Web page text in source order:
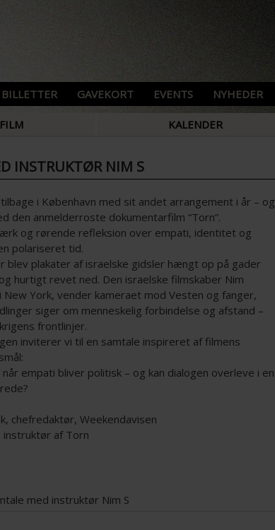
BILLETTER GAVEKORT EVENTS NYHEDER
FILM KALENDER
INSTRUKTØR NIM S
i København med sit andet arrangement i år – og
den anmelderroste dokumentarfilm “Torn”.
og rørende refleksion over empati, identitet og
polariseret tid.
blev plakater af israelske gidsler hængt op på gader
hurtigt revet ned. Den israelske filmskaber Nim
New York, vender kameraet mod Vesten og fanger,
siger om menneskelig forbindelse og afstand –
frontlinjer.
inviterer vi til en samtale inspireret af filmens
empati bliver politisk – og kan dialogen overleve i en
chefredaktør, Weekendavisen
instruktør af Torn
med instruktør Nim S